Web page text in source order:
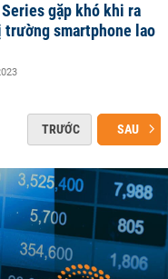
gặp khó khi ra
smartphone lao
TRƯỚC SAU